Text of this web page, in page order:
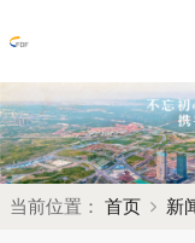
当前位置： 首页 新